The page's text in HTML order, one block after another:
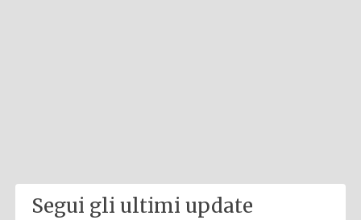
Segui gli ultimi update